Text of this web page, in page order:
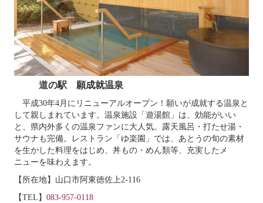
道の駅 願成就温泉
平成30年4月にリニューアルオープン！願いが成就する温泉と
して親しまれています。温泉施設「遊湯館」は、効能がいい
と、県内外多くの温泉ファンに大人気。露天風呂・打たせ湯・
サウナも完備。レストラン「ゆ楽園」では、あとうの旬の素材
を生かした料理をはじめ、丼もの・めん類等、充実したメ
ニューを味わえます。
【所在地】山口市阿東徳佐上2-116
【TEL 】083-957-0118